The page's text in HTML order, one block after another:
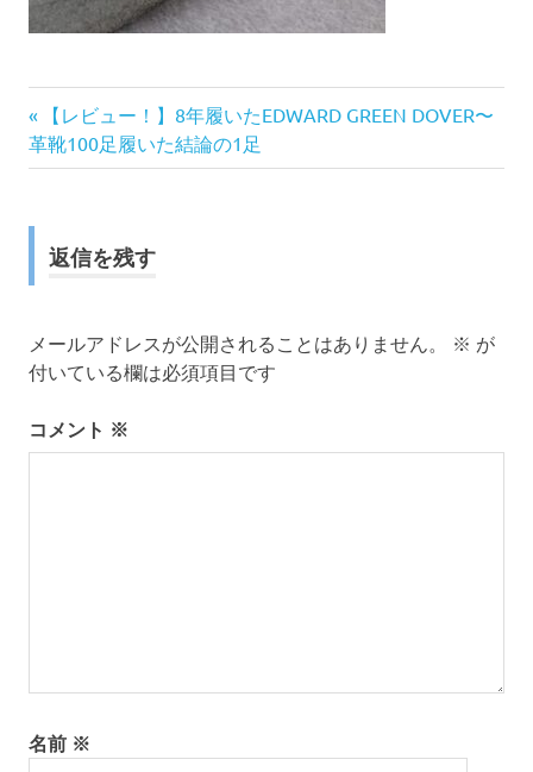
投
稿
ナ
ビ
ー
シ
前
の
記
【レビュー！】8年履いたEDWARD GREEN DOVER〜
革靴100足履いた結論の1足
返信を残す
メールアドレスが公開されることはありません。 ※ が
付いている欄は必須項目です
コメント ※
名前 ※